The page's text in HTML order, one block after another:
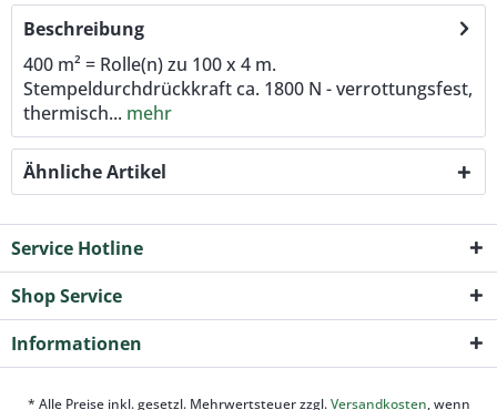
Beschreibung
400 m² = Rolle(n) zu 100 x 4 m.
Stempeldurchdrückkraft ca. 1800 N - verrottungsfest,
thermisch... mehr
Ähnliche Artikel
Service Hotline
Shop Service
Informationen
* Alle Preise inkl. gesetzl. Mehrwertsteuer zzgl.Versandkosten, wenn